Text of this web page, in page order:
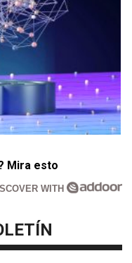
Mira esto
WITH